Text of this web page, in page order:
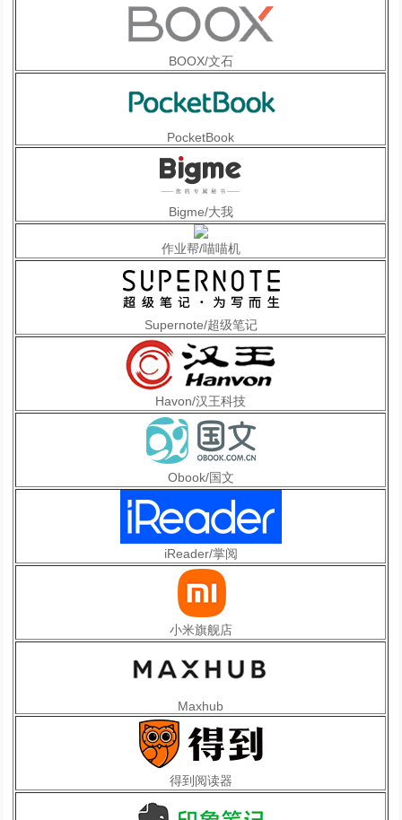
BOOX/文石
PocketBook
Bigme/大我
作业帮/喵喵机
Supernote/超级笔记
Havon/汉王科技
Obook/国文
iReader/掌阅
小米旗舰店
Maxhub
得到阅读器